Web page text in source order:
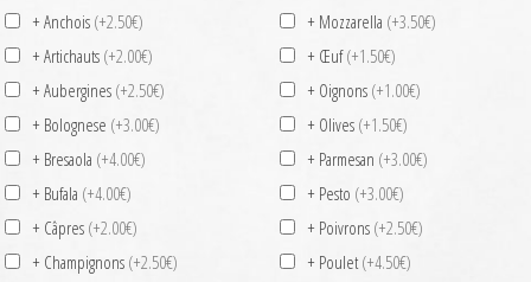
+ Anchois (+2.50€)
+ Artichauts (+2.00€)
+ Aubergines (+2.50€)
+ Bolognese (+3.00€)
+ Bresaola (+4.00€)
+ Bufala (+4.00€)
+ Câpres (+2.00€)
+ Champignons (+2.50€)
+ Mozzarella (+3.50€)
+ Œuf(+1.50€)
+ Oignons (+1.00€)
+ Olives (+1.50€)
+ Parmesan (+3.00€)
+ Pesto (+3.00€)
+ Poivrons (+2.50€)
+ Poulet (+4.50€)